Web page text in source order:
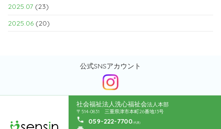
2025.07 (23)
2025.06 (20)
公式SNSアカウント
社会福祉法人洗心福祉会法人本部
〒514-0831 三重県津市本町26番地13号
059-222-7700(代表)